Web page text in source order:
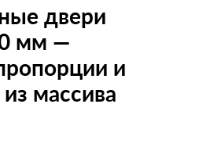
двери
мм —
и
массива